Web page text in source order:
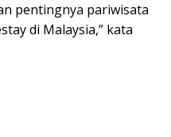
pentingnya pariwisata
di Malaysia,” kata